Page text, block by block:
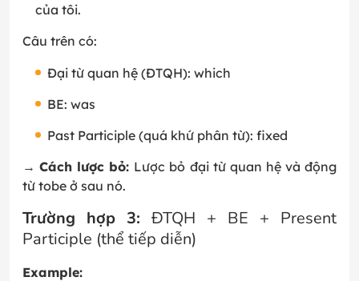
của tôi.
Câu trên có:
Đại từ quan hệ (ĐTQH): which
BE: was
Past Participle (quá khứ phân từ): fixed
→Cách lược bỏ: Lược bỏ đại từ quan hệ và động
từ tobe ở sau nó.
Trường hợp 3: ĐTQH + BE + Present
Participle (thể tiếp diễn)
Example: